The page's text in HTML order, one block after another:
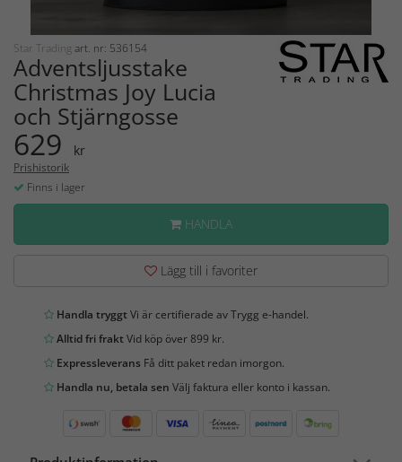
Star Trading art. nr: 536154
Adventsljusstake
Christmas Joy Lucia
och Stjärngosse
629 kr
Prishistorik
Finns i lager
HANDLA
Lägg till i favoriter
Handla tryggtVi är certifierade av Trygg e-handel.
Alltid fri fraktVid köp över 899 kr.
Expressleverans Få ditt paket redan imorgon.
Handla nu, betala sen Välj faktura eller konto i kassan.